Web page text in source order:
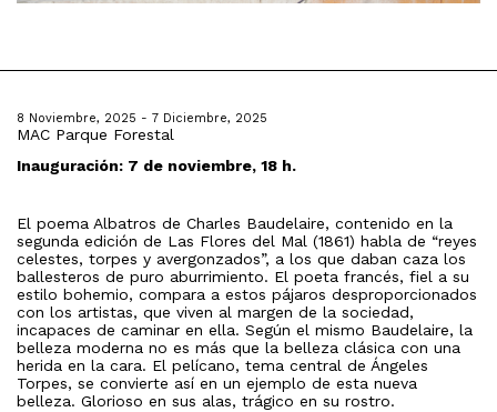
8 Noviembre, 2025 - 7 Diciembre, 2025
MAC Parque Forestal
Inauguración: 7 de noviembre, 18 h.
El poema Albatros de Charles Baudelaire, contenido en la
segunda edición de Las Flores del Mal (1861) habla de “reyes
celestes, torpes y avergonzados”, a los que daban caza los
ballesteros de puro aburrimiento. El poeta francés, fiel a su
estilo bohemio, compara a estos pájaros desproporcionados
con los artistas, que viven al margen de la sociedad,
incapaces de caminar en ella. Según el mismo Baudelaire, la
belleza moderna no es más que la belleza clásica con una
herida en la cara. El pelícano, tema central de Ángeles
Torpes, se convierte así en un ejemplo de esta nueva
belleza. Glorioso en sus alas, trágico en su rostro.